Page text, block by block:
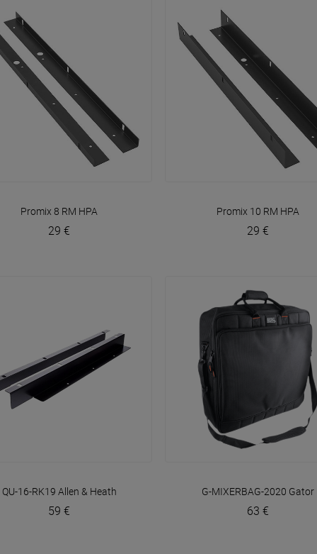
VOIR EN DÉTAIL
Promix 8 RM HPA
29 €
VOIR EN DÉTAIL
Promix 10 RM HPA
29 €
VOIR EN DÉTAIL
QU-16-RK19 Allen & Heath
59 €
VOIR EN DÉTAIL
G-MIXERBAG-2020 Gator
63 €